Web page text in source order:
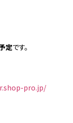
定です。
pro.jp/